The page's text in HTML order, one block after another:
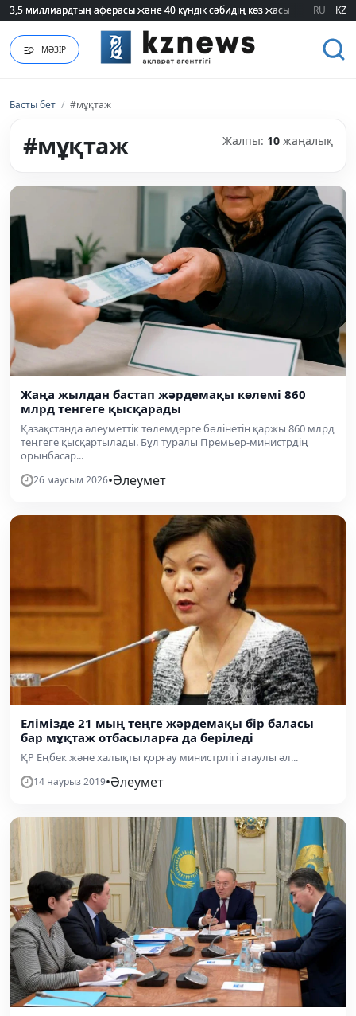
3,5 миллиардтың аферасы және 40 күндік сәбидің көз жасы:
3,5 миллиардтың аферасы және 40 күндік сәбидің көз жасы: RU KZ
МӘЗІР
Басты бет / #мұқтаж
#мұқтаж Жалпы: 10 жаңалық
Жаңа жылдан бастап жәрдемақы көлемі 860
млрд тенгеге қысқарады
Қазақстанда әлеуметтік төлемдерге бөлінетін қаржы 860 млрд
теңгеге қысқартылады. Бұл туралы Премьер-министрдің
орынбасар...
26 маусым 2026•Әлеумет
Елімізде 21 мың теңге жәрдемақы бір баласы
бар мұқтаж отбасыларға да беріледі
ҚР Еңбек және халықты қорғау министрлігі атаулы әл...
14 наурыз 2019•Әлеумет